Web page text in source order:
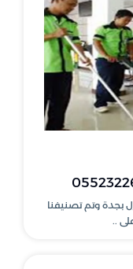
بجدة وتم تصنيفنا
..